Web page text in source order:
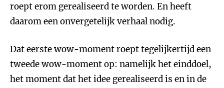
roept erom gerealiseerd te worden. En heeft
daarom een onvergetelijk verhaal nodig.
Dat eerste wow-moment roept tegelijkertijd een
tweede wow-moment op: namelijk het einddoel,
het moment dat het idee gerealiseerd is en in de